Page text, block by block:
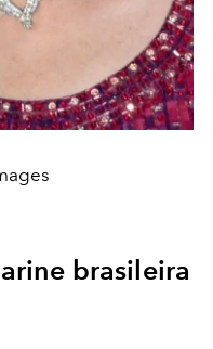
brasileira